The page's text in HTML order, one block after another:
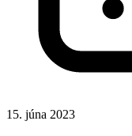
15. júna 2023